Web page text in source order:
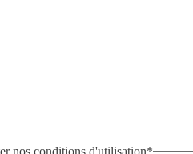
nos conditions d'utilisation*